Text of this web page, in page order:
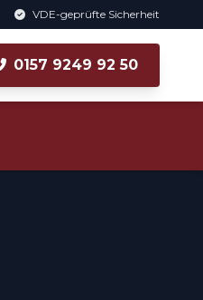
VDE-geprüfte Sicherheit
0157 9249 92 50